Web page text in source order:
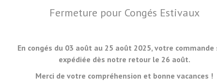
Fermeture pour Congés Estivaux
En congés du 03 août au 25 août 2025, votre commande
expédiée dès notre retour le 26 août.
Merci de votre compréhension et bonne vacances !